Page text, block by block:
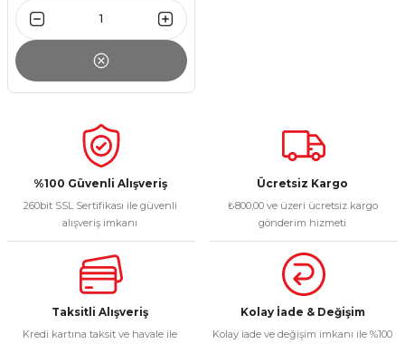
%100 Güvenli Alışveriş
260bit SSL Sertifikası ile güvenli
alışveriş imkanı
Ücretsiz Kargo
₺800,00 ve üzeri ücretsiz kargo
gönderim hizmeti
Taksitli Alışveriş
Kredi kartına taksit ve havale ile
Kolay İade & Değişim
Kolay iade ve değişim imkanı ile %100